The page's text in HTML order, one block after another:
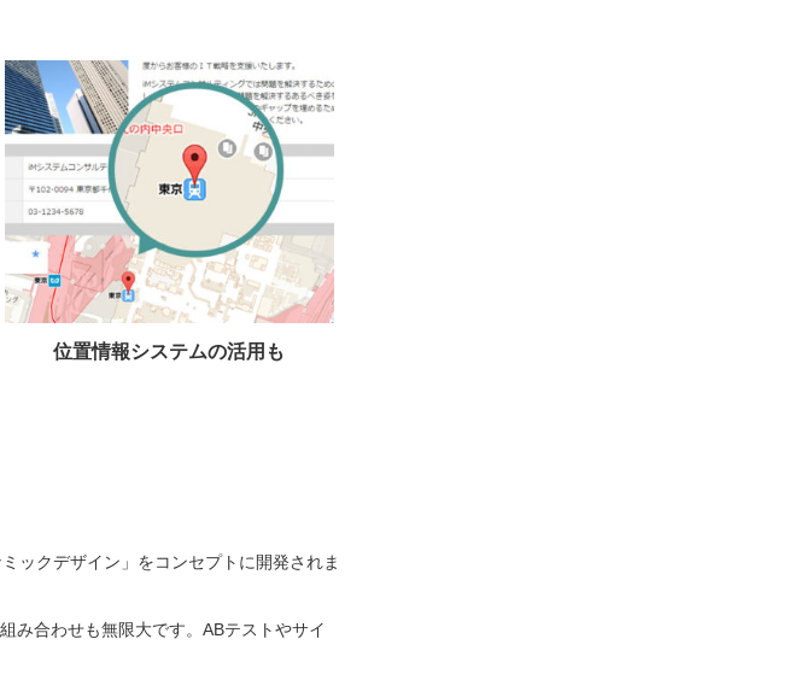
位置情報システムの活用も
ックデザイン」をコンセプトに開発されま
み合わせも無限大です。ABテストやサイ